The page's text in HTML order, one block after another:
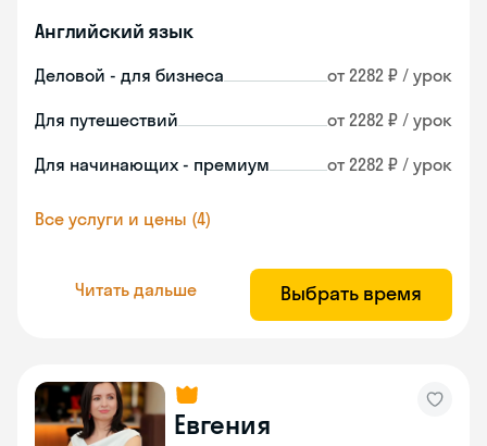
Английский язык
Деловой - для бизнеса от 2282 ₽ / урок
Для путешествий от 2282 ₽ / урок
Для начинающих - премиум от 2282 ₽ / урок
Все услуги и цены (4)
Читать дальше Выбрать время
Евгения